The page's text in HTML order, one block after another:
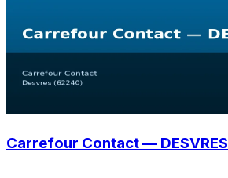
Carrefour Contact — DESVRES